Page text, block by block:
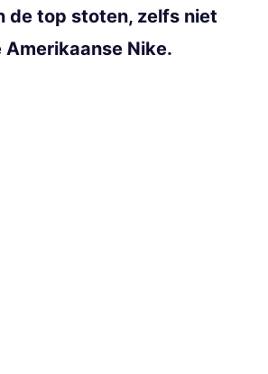
de top stoten, zelfs niet
Nike.